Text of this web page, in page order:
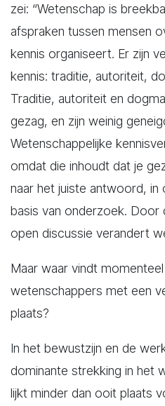
zei: “Wetenschap is
afspraken tussen mensen
kennis organiseert. Er zijn
kennis: traditie, autoriteit,
Traditie, autoriteit en
gezag, en zijn weinig
Wetenschappelijke
omdat die inhoudt dat je
naar het juiste antwoord, in
basis van onderzoek.
open discussie verandert
Maar waar vindt
wetenschappers met een
plaats?
In het bewustzijn en de
dominante strekking in het
lijkt minder dan ooit plaats